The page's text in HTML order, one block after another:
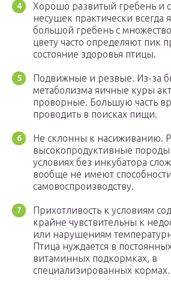
Хорошо развитый гребень и
несушек практически всегда
большой гребень с
цвету часто определяют пик
состояние здоровья птицы.
Подвижные и резвые. Из-за
метаболизма яичные куры
проворные. Большую часть
проводить в поисках пищи.
Не склонны к насиживанию.
высокопродуктивные
условиях без инкубатора
вообще не имеют
самовоспроизводству.
Прихотливость к условиям
крайне чувствительны к
или нарушениям
Птица нуждается в
витаминных подкормках, в
специализированных кормах.